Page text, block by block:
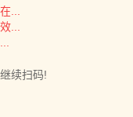
...
...
续扫码!